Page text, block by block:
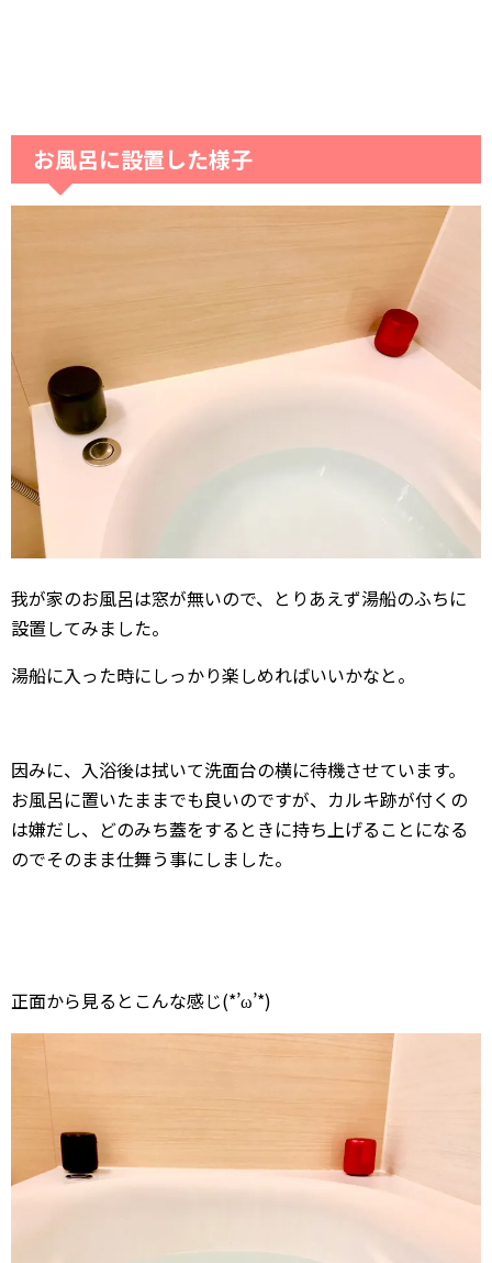
お風呂に設置した様子
我が家のお風呂は窓が無いので、とりあえず湯船のふちに
設置してみました。
湯船に入った時にしっかり楽しめればいいかなと。
因みに、入浴後は拭いて洗面台の横に待機させています。
お風呂に置いたままでも良いのですが、カルキ跡が付くの
は嫌だし、どのみち蓋をするときに持ち上げることになる
のでそのまま仕舞う事にしました。
正面から見るとこんな感じ(*’ω’*)